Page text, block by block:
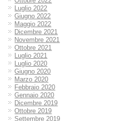
Luglio 2022
Giugno 2022
Maggio 2022
Dicembre 2021
Novembre 2021
Ottobre 2021
Luglio 2021
Luglio 2020
Giugno 2020
Marzo 2020
Febbraio 2020
Gennaio 2020
Dicembre 2019
Ottobre 2019
Settembre 2019